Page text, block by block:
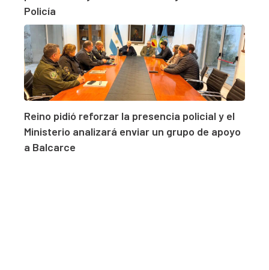
Policía
Reino pidió reforzar la presencia policial y el
Ministerio analizará enviar un grupo de apoyo
a Balcarce